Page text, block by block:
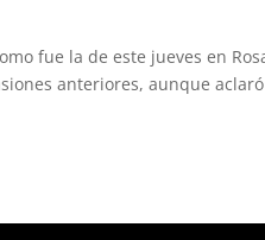
fue la de este jueves en
anteriores, aunque